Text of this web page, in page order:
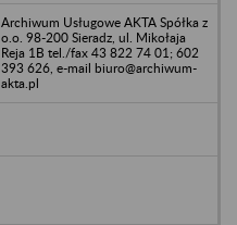
Archiwum Usługowe AKTA Spółka z
o.o. 98-200 Sieradz, ul. Mikołaja
Reja 1B tel./fax 43 822 74 01; 602
393 626, e-mail biuro@archiwum-
akta.pl